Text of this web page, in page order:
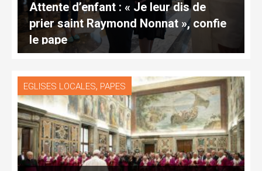
Attente d’enfant : « Je leur dis de
prier saint Raymond Nonnat », confie
le pape
EGLISES LOCALES, PAPES